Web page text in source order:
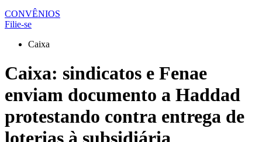
CONVÊNIOS
Filie-se
Caixa
Caixa: sindicatos e Fenae
enviam documento a Haddad
protestando contra entrega de